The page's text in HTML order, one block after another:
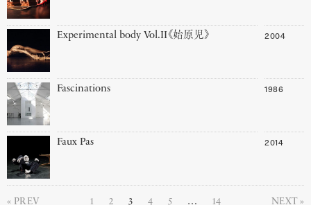
Experimental body Vol.II《始原児》 2004
Fascinations 1986
Faux Pas 2014
PREV 1 2 3 4 5 … 14 NEXT